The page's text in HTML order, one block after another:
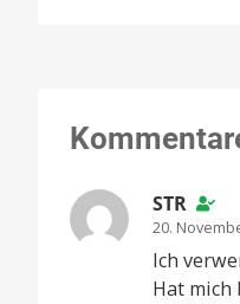
STR
20.
Ich
Hat mich